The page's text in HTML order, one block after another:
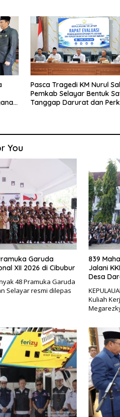
Pasca Tragedi KM Nurul
Pemkab Selayar Bentuk
Tanggap Darurat dan
You
Garuda
XII 2026 di Cibubur
48 Pramuka Garuda
Selayar resmi dilepas
839
Jalani
Desa
Kuliah